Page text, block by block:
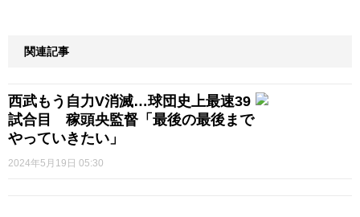
関連記事
西武もう自力V消滅…球団史上最速39
試合目 稼頭央監督「最後の最後まで
やっていきたい」
2024年5月19日 05:30